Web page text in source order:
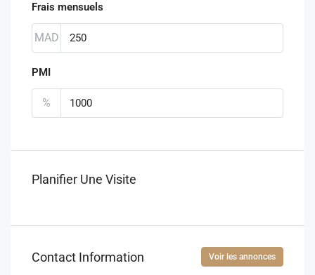
Frais mensuels
MAD
PMI
%
Planifier Une Visite
Contact Information Voir les annonces